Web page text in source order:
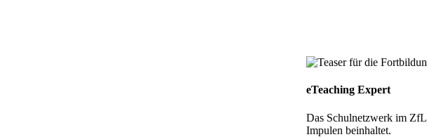
eTeaching Expert
Das Schulnetzwerk im
Impulen beinhaltet.